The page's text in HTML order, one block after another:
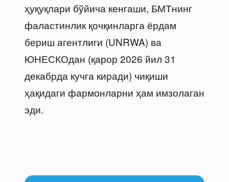
ҳуқуқлари бўйича кенгаши, БМТнинг
фаластинлик қочқинларга ёрдам
бериш агентлиги (UNRWA) ва
ЮНЕСКОдан (қарор 2026 йил 31
декабрда кучга киради) чиқиши
ҳақидаги фармонларни ҳам имзолаган
эди.